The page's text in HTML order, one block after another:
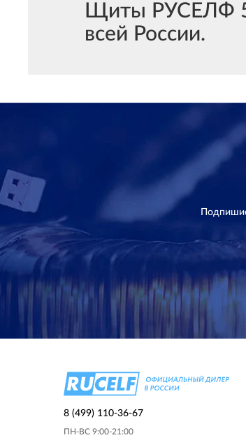
Щиты РУСЕЛФ
всей России.
8 (499) 110-36-67
ПН-ВС 9:00-21:00